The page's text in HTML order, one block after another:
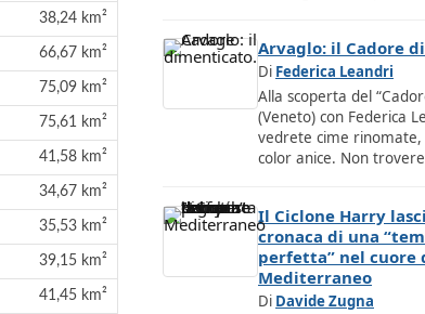
38,24 km²
66,67 km²
75,09 km²
75,61 km²
41,58 km²
34,67 km²
35,53 km²
39,15 km²
41,45 km²
Arvaglo: il Cadore
Di Federica Leandri
Alla scoperta del
(Veneto) con Federica
vedrete cime rinomate,
color anice. Non
Il Ciclone Harry
cronaca di una
perfetta” nel cuore
Mediterraneo
Di Davide Zugna